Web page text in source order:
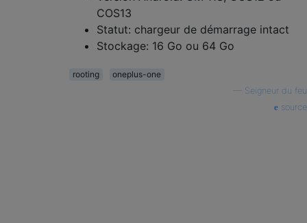
COS13
Statut: chargeur de démarrage intact
Stockage: 16 Go ou 64 Go
rooting
oneplus-one
Seigneur du feu
source